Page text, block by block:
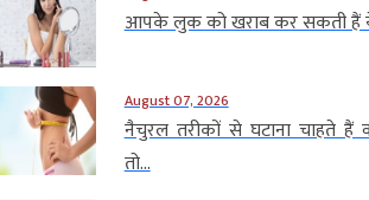
आपके लुक को खराब कर सकती हैं
August 07, 2026
नैचुरल तरीकों से घटाना चाहते हैं
तो...